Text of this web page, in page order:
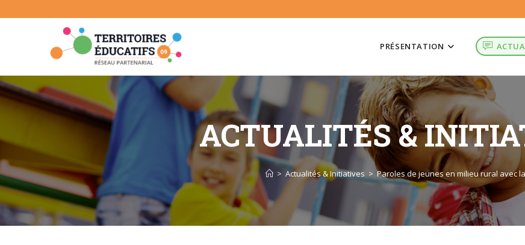
to
PRÉSENTATION
ACTUALITÉS &
> Actualités & Initiatives > Paroles de jeunes en milieu rural avec